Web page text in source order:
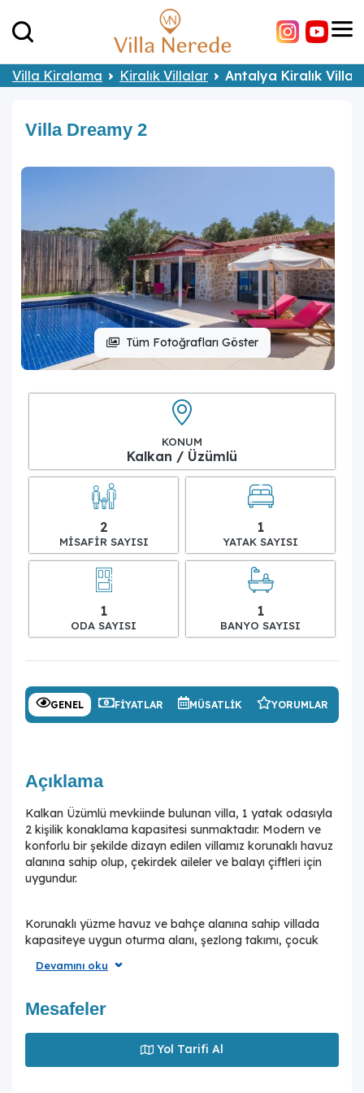
Villa Kiralama Kiralık Villalar Antalya Kiralık
Villa Dreamy 2
Tüm Fotoğrafları Göster
KONUM
Kalkan / Üzümlü
2
MISAFIR SAYISI
1
YATAK SAYISI
1
ODA SAYISI
1
BANYO SAYISI
GENEL FIYATLAR MÜSATLIK YORUMLAR
Açıklama
Kalkan Üzümlü mevkiinde bulunan villa, 1 yatak odasıyla
2 kişilik konaklama kapasitesi sunmaktadır. Modern ve
konforlu bir şekilde dizayn edilen villamız korunaklı havuz
alanına sahip olup, çekirdek aileler ve balayı çiftleri için
uygundur.
Korunaklı yüzme havuz ve bahçe alanına sahip villada
kapasiteye uygun oturma alanı, şezlong takımı, çocuk
açılan konforlu oturma odası, ihtiyaçlarınızı karşılayacak
detayları sizleri memnun edecek, sevdiklerinizle ayrıcalıklı
kişilik yatak ve ebeveyn banyosu bulunmaktadır.
Devamını oku
Mesafeler
Yol Tarifi Al